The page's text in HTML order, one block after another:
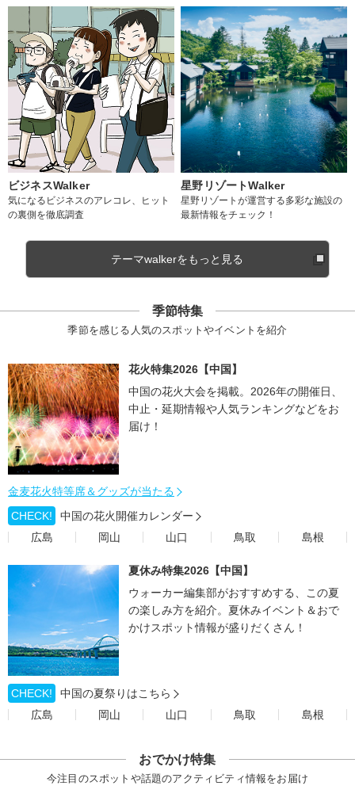
ビジネスWalker
気になるビジネスのアレコレ、ヒット
の裏側を徹底調査
星野リゾートWalker
星野リゾートが運営する多彩な施設の
最新情報をチェック！
テーマwalkerをもっと見る
季節特集
季節を感じる人気のスポットやイベントを紹介
花火特集2026【中国】
中国の花火大会を掲載。2026年の開催日、
中止・延期情報や人気ランキングなどをお
届け！
金麦花火特等席＆グッズが当たる
CHECK!
中国の花火開催カレンダー
広島
岡山 山口 鳥取 島根
夏休み特集2026【中国】
ウォーカー編集部がおすすめする、この夏
の楽しみ方を紹介。夏休みイベント＆おで
かけスポット情報が盛りだくさん！
CHECK!
中国の夏祭りはこちら
広島
岡山 山口 鳥取 島根
おでかけ特集
今注目のスポットや話題のアクティビティ情報をお届け